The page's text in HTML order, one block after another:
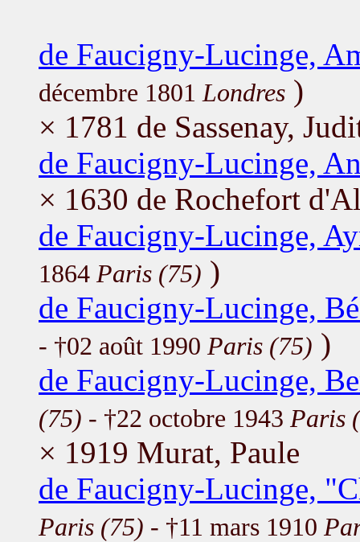
de Faucigny-Lucinge,
décembre 1801 Londres )
× 1781 de Sassenay,
de Faucigny-Lucinge,
× 1630 de Rochefort
de Faucigny-Lucinge,
1864 Paris (75) )
de Faucigny-Lucinge,
- †02 août 1990 Paris (75) )
de Faucigny-Lucinge,
(75) - †22 octobre 1943 Paris
× 1919 Murat, Paule
de Faucigny-Lucinge,
Paris (75) - †11 mars 1910